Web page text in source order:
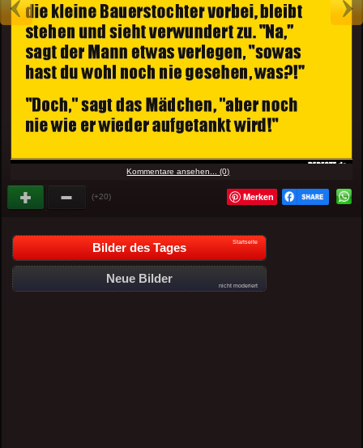
Kommentare ansehen... (0)
(+20) Merken
Bilder des Tages Startseite
Neue Bilder
nicht moderiert